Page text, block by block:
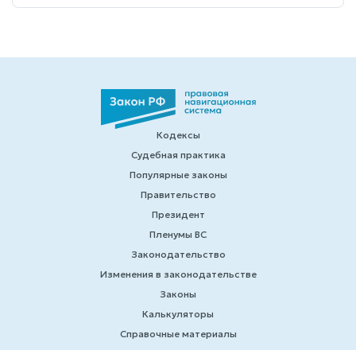
Кодексы
Судебная практика
Популярные законы
Правительство
Президент
Пленумы ВС
Законодательство
Изменения в законодательстве
Законы
Калькуляторы
Справочные материалы